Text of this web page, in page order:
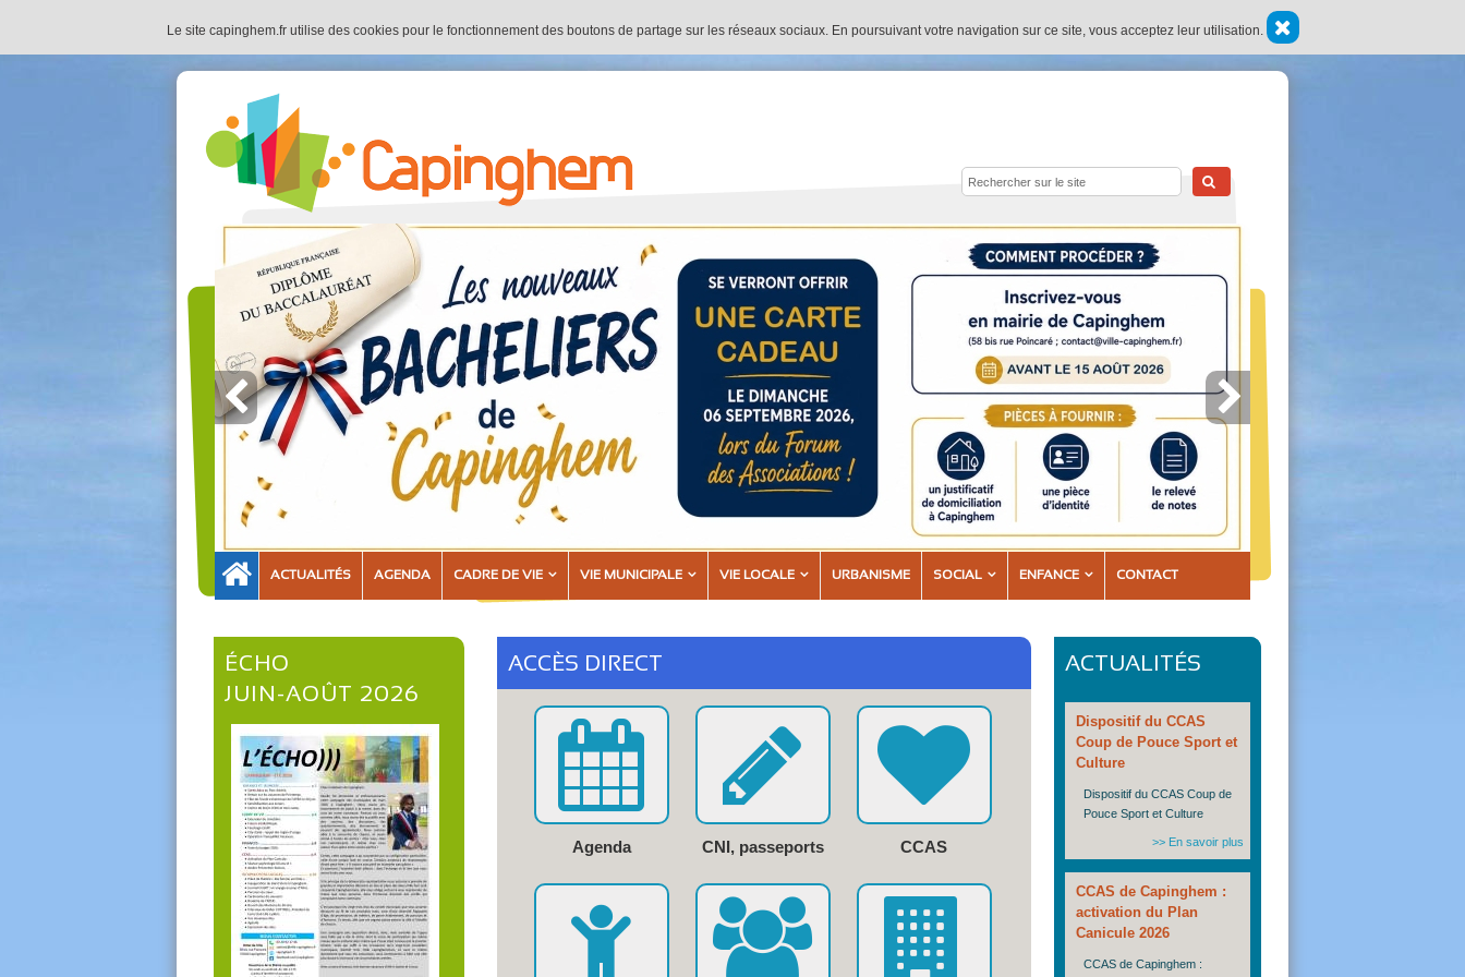
Le site capinghem.fr utilise des cookies pour le fonctionnement des boutons de partage sur les réseaux sociaux. En poursuivant votre navigation sur ce site, vous acceptez leur utilisation.
ACTUALITÉS AGENDA CADRE DE VIE VIE MUNICIPALE VIE LOCALE URBANISME SOCIAL ENFANCE CONTACT
ÉCHO
JUIN-AOÛT 2026
ACCÈS DIRECT
Agenda CNI, passeports CCAS
ACTUALITÉS
Dispositif du CCAS
Coup de Pouce Sport et
Culture
Dispositif du CCAS Coup de
Pouce Sport et Culture
>> En savoir plus
CCAS de Capinghem :
activation du Plan
Canicule 2026
CCAS de Capinghem :